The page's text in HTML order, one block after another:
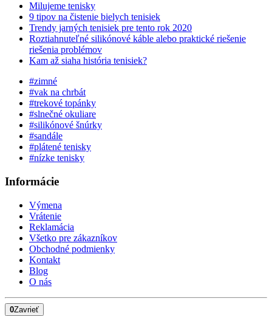
Milujeme tenisky
9 tipov na čistenie bielych tenisiek
Trendy jarných tenisiek pre tento rok 2020
Roztiahnuteľné silikónové káble alebo praktické riešenie
riešenia problémov
Kam až siaha história tenisiek?
#zimné
#vak na chrbát
#trekové topánky
#slnečné okuliare
#silikónové šnúrky
#sandále
#plátené tenisky
#nízke tenisky
Informácie
Výmena
Vrátenie
Reklamácia
Všetko pre zákazníkov
Obchodné podmienky
Kontakt
Blog
O nás
0Zavrieť